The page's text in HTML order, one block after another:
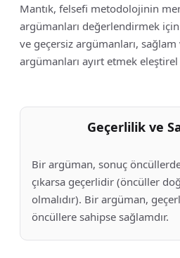
Mantık, felsefi metodolojinin
argümanları değerlendirmek
ve geçersiz argümanları,
argümanları ayırt etmek
Geçerlilik ve
Bir argüman, sonuç
çıkarsa geçerlidir (öncüller
olmalıdır). Bir argüman,
öncüllere sahipse sağlamdır.